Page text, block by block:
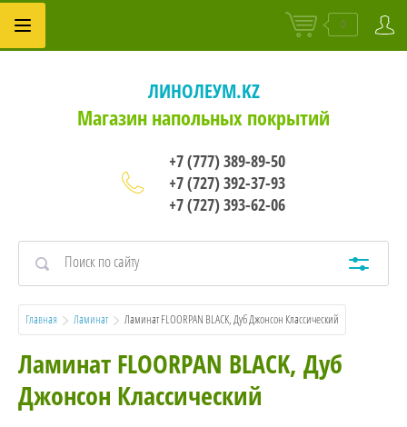
0
ЛИНОЛЕУМ.KZ
Магазин напольных покрытий
+7 (777) 389-89-50
+7 (727) 392-37-93
+7 (727) 393-62-06
Главная Ламинат
  Ламинат FLOORPAN BLACK, Дуб Джонсон Классический
Ламинат FLOORPAN BLACK, Дуб
Джонсон Классический